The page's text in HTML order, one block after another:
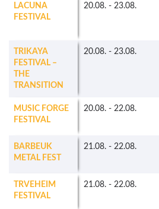
LACUNA
FESTIVAL
20.08. - 23.08.
TRIKAYA
FESTIVAL –
THE
TRANSITION
20.08. - 23.08.
MUSIC FORGE
FESTIVAL
20.08. - 22.08.
BARBEUK
METAL FEST
21.08. - 22.08.
TRVEHEIM
FESTIVAL
21.08. - 22.08.